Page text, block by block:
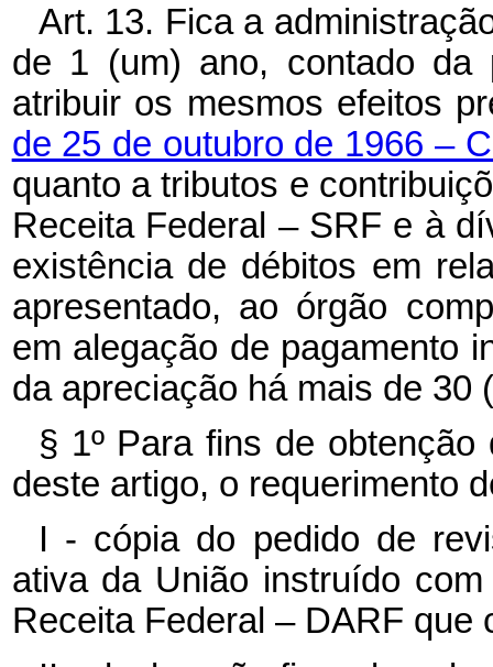
Art. 13. Fica a
de 1 (um) ano, contado da
atribuir os mesmos efeitos
de 25 de outubro de 1966 –
quanto a tributos e
Receita Federal – SRF e à
existência de débitos em
apresentado, ao órgão
em alegação de pagamento
da apreciação há mais de 30
§ 1º Para fins de
deste artigo, o requerimento
I - cópia do pedido de
ativa da União instruído
Receita Federal – DARF que